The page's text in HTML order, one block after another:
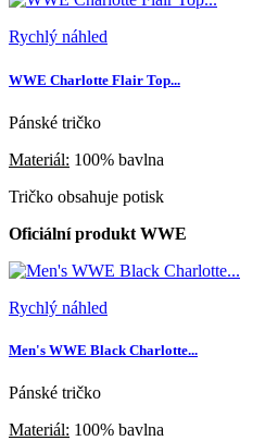
Rychlý náhled
WWE Charlotte Flair Top...
Pánské tričko
Materiál: 100% bavlna
Tričko obsahuje potisk
Oficiální produkt WWE
Rychlý náhled
Men's WWE Black Charlotte...
Pánské tričko
Materiál: 100% bavlna